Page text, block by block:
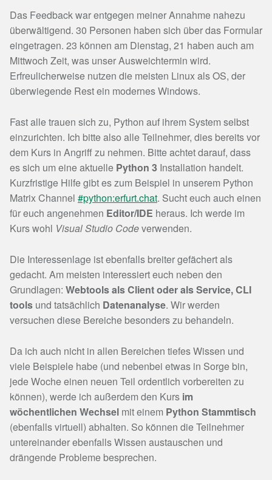
Das Feedback war entgegen meiner Annahme nahezu
überwältigend. 30 Personen haben sich über das Formular
eingetragen. 23 können am Dienstag, 21 haben auch am
Mittwoch Zeit, was unser Ausweichtermin wird.
Erfreulicherweise nutzen die meisten Linux als OS, der
überwiegende Rest ein modernes Windows.
Fast alle trauen sich zu, Python auf ihrem System selbst
einzurichten. Ich bitte also alle Teilnehmer, dies bereits vor
dem Kurs in Angriff zu nehmen. Bitte achtet darauf, dass
es sich um eine aktuelle Python 3 Installation handelt.
Kurzfristige Hilfe gibt es zum Beispiel in unserem Python
Matrix Channel #python:erfurt.chat. Sucht euch auch einen
für euch angenehmen Editor/IDE heraus. Ich werde im
Kurs wohl Visual Studio Codeverwenden.
Die Interessenlage ist ebenfalls breiter gefächert als
gedacht. Am meisten interessiert euch neben den
Grundlagen: Webtools als Client oder als Service, CLI
tools und tatsächlich Datenanalyse. Wir werden
versuchen diese Bereiche besonders zu behandeln.
Da ich auch nicht in allen Bereichen tiefes Wissen und
viele Beispiele habe (und nebenbei etwas in Sorge bin,
jede Woche einen neuen Teil ordentlich vorbereiten zu
können), werde ich außerdem den Kurs im
wöchentlichen Wechsel mit einem Python Stammtisch
(ebenfalls virtuell) abhalten. So können die Teilnehmer
untereinander ebenfalls Wissen austauschen und
drängende Probleme besprechen.